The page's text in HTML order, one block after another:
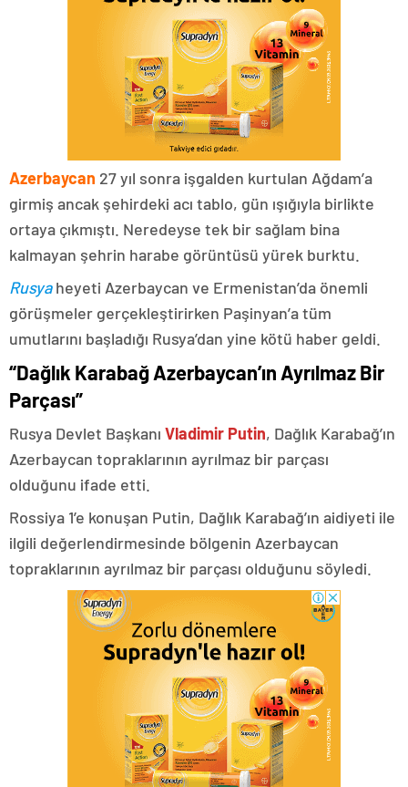
Azerbaycan 27 yıl sonra işgalden kurtulan Ağdam’a
girmiş ancak şehirdeki acı tablo, gün ışığıyla birlikte
ortaya çıkmıştı. Neredeyse tek bir sağlam bina
kalmayan şehrin harabe görüntüsü yürek burktu.
Rusyaheyeti Azerbaycan ve Ermenistan’da önemli
görüşmeler gerçekleştirirken Paşinyan’a tüm
umutlarını başladığı Rusya’dan yine kötü haber geldi.
“Dağlık Karabağ Azerbaycan’ın Ayrılmaz Bir
Parçası”
Rusya Devlet Başkanı Vladimir Putin, Dağlık Karabağ’ın
Azerbaycan topraklarının ayrılmaz bir parçası
olduğunu ifade etti.
Rossiya 1’e konuşan Putin, Dağlık Karabağ’ın aidiyeti ile
ilgili değerlendirmesinde bölgenin Azerbaycan
topraklarının ayrılmaz bir parçası olduğunu söyledi.